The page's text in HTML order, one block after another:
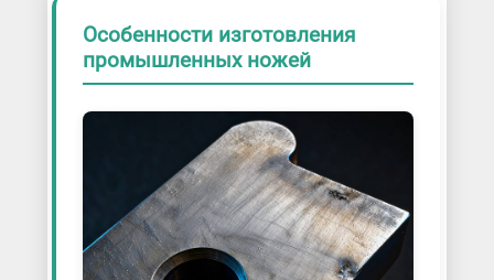
Особенности изготовления
промышленных ножей